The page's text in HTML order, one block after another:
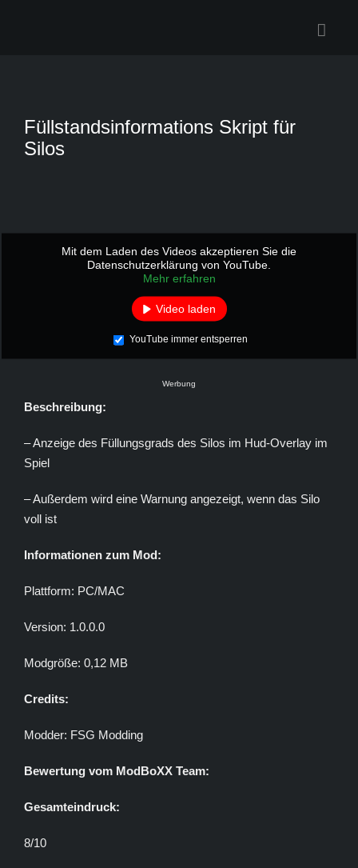
Füllstandsinformations Skript für
Silos
Mit dem Laden des Videos akzeptieren Sie die
Datenschutzerklärung von YouTube.
Mehr erfahren
Video laden
YouTube immer entsperren
Werbung
Beschreibung:
– Anzeige des Füllungsgrads des Silos im Hud-Overlay im
Spiel
– Außerdem wird eine Warnung angezeigt, wenn das Silo
voll ist
Informationen zum Mod:
Plattform: PC/MAC
Version: 1.0.0.0
Modgröße: 0,12 MB
Credits:
Modder: FSG Modding
Bewertung vom ModBoXX Team:
Gesamteindruck:
8/10